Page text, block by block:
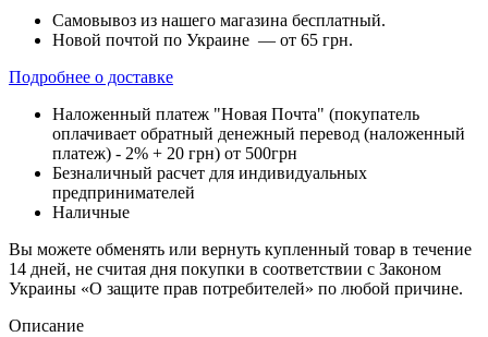
Самовывоз из нашего магазина бесплатный.
Новой почтой по Украине — от 65 грн.
Подробнее о доставке
Наложенный платеж "Новая Почта" (покупатель
оплачивает обратный денежный перевод (наложенный
платеж) - 2% + 20 грн) от 500грн
Безналичный расчет для индивидуальных
предпринимателей
Наличные
Вы можете обменять или вернуть купленный товар в течение
14 дней, не считая дня покупки в соответствии с Законом
Украины «О защите прав потребителей» по любой причине.
Описание